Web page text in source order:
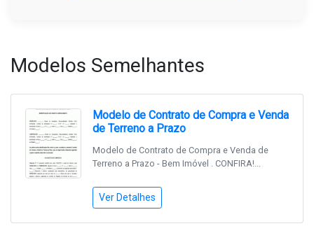
Modelos Semelhantes
Modelo de Contrato de Compra e Venda
de Terreno a Prazo
Modelo de Contrato de Compra e Venda de
Terreno a Prazo - Bem Imóvel . CONFIRA!...
Ver Detalhes